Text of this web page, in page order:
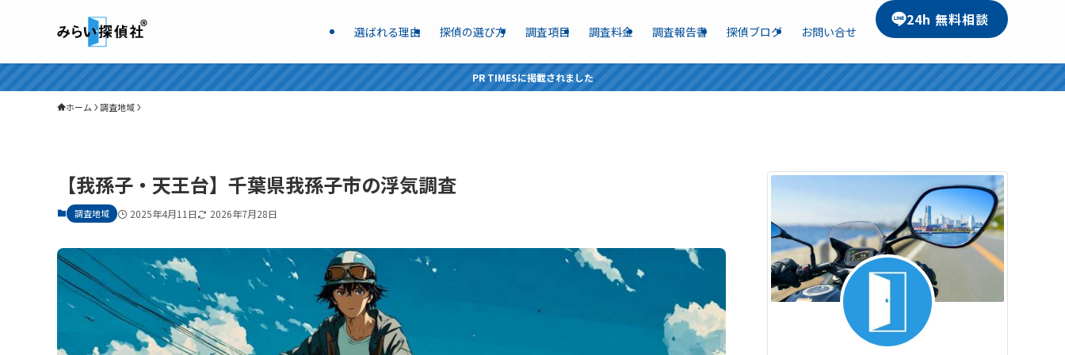
選ばれる理由 探偵の選び方 調査項目 調査料金 調査報告書 探偵ブログ お問い合せ
24h 無料相談
PR TIMESに掲載されました
ホーム 調査地域
【我孫子・天王台】千葉県我孫子市の浮気調査
調査地域 2025年4月11日 2026年7月28日